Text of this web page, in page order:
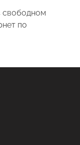
свободном
по